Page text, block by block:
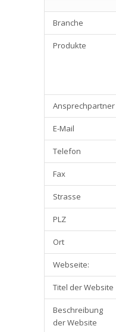
Branche
Produkte
Ansprechpartner
E-Mail
Telefon
Fax
Strasse
PLZ
Ort
Webseite:
Titel der Website
Beschreibung
der Website